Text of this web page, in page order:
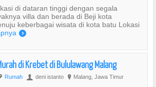
di dataran tinggi dengan segala
villa dan berada di Beji kota
keberbagai wisata di kota batu Lokasi
)
di Krebet di Bululawang Malang
Rumah U deni istanto ? Malang, Jawa Timur